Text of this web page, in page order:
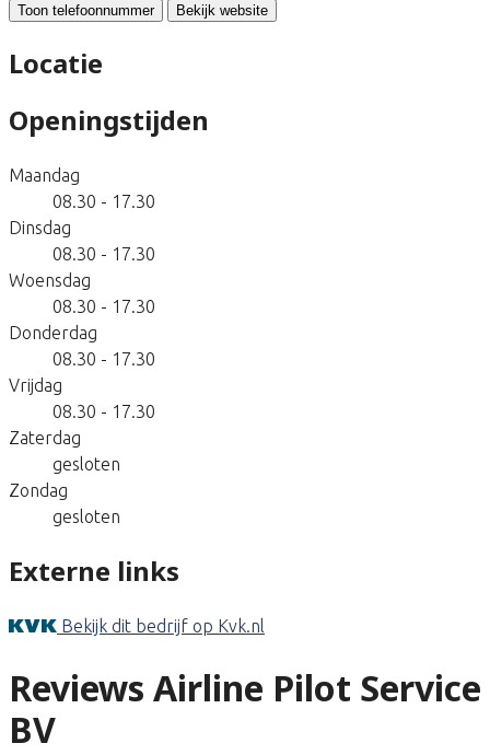
Toon telefoonnummer Bekijk website
Locatie
Openingstijden
Maandag
08.30 - 17.30
Dinsdag
08.30 - 17.30
Woensdag
08.30 - 17.30
Donderdag
08.30 - 17.30
Vrijdag
08.30 - 17.30
Zaterdag
gesloten
Zondag
gesloten
Externe links
Bekijk dit bedrijf op Kvk.nl
Reviews Airline Pilot Service
BV